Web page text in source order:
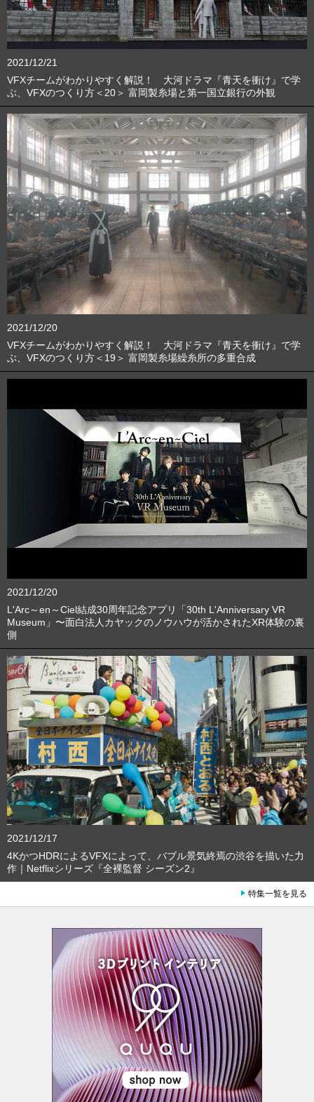
2021/12/21
VFXチームがわかりやすく解説！ 大河ドラマ『青天を衝け』で学
ぶ、VFXのつくり方＜20＞ 富岡製糸場と第一国立銀行の外観
2021/12/20
VFXチームがわかりやすく解説！ 大河ドラマ『青天を衝け』で学
ぶ、VFXのつくり方＜19＞ 富岡製糸場繰糸所の多重合成
2021/12/20
L'Arc～en～Ciel結成30周年記念アプリ「30th L'Anniversary VR
Museum」〜面白法人カヤックのノウハウが活かされたXR体験の裏
側
2021/12/17
4KかつHDRによるVFXによって、バブル景気終焉の渋谷を描いた力
作｜Netflixシリーズ『全裸監督 シーズン2』
特集一覧を見る